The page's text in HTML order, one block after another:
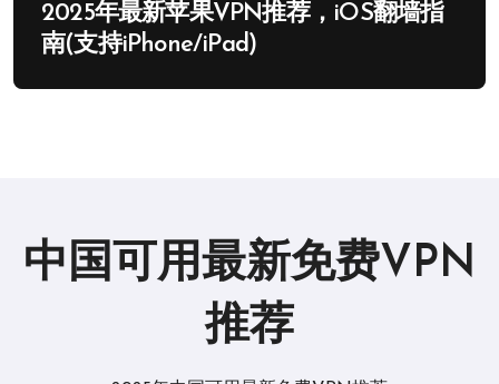
2025年最新苹果VPN推荐，iOS翻墙指
南(支持iPhone/iPad)
中国可用最新免费VPN
推荐